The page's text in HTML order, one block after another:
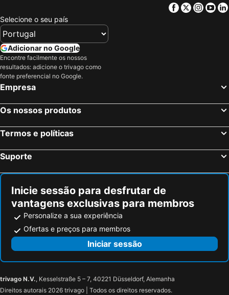
Facebook
Twitter
Selecione o seu país
Adicionar no Google
Encontre facilmente os nossos
resultados: adicione o trivago como
fonte preferencial no Google.
Empresa
Os nossos produtos
Termos e políticas
Suporte
Inicie sessão para desfrutar de
vantagens exclusivas para membros
Personalize a sua experiência
Ofertas e preços para membros
Iniciar sessão
trivago N.V., Kesselstraße 5 – 7, 40221 Düsseldorf, Alemanha
Direitos autorais 2026 trivago | Todos os direitos reservados.